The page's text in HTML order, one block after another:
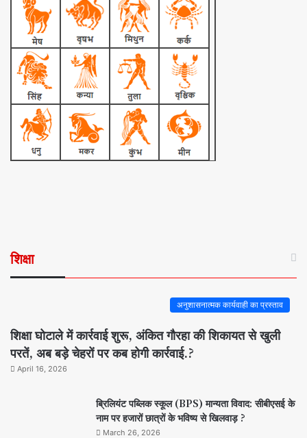
शिक्षा
अनुशासनात्मक कार्यवाही का प्रस्ताव
शिक्षा घोटाले में कार्रवाई शुरू, अंकित गौरहा की शिकायत से खुली
परतें, अब बड़े चेहरों पर कब होगी कार्रवाई.?
April 16, 2026
ब्रिलियंट पब्लिक स्कूल (BPS) मान्यता विवाद: सीबीएसई के
नाम पर हजारों छात्रों के भविष्य से खिलवाड़ ?
March 26, 2026